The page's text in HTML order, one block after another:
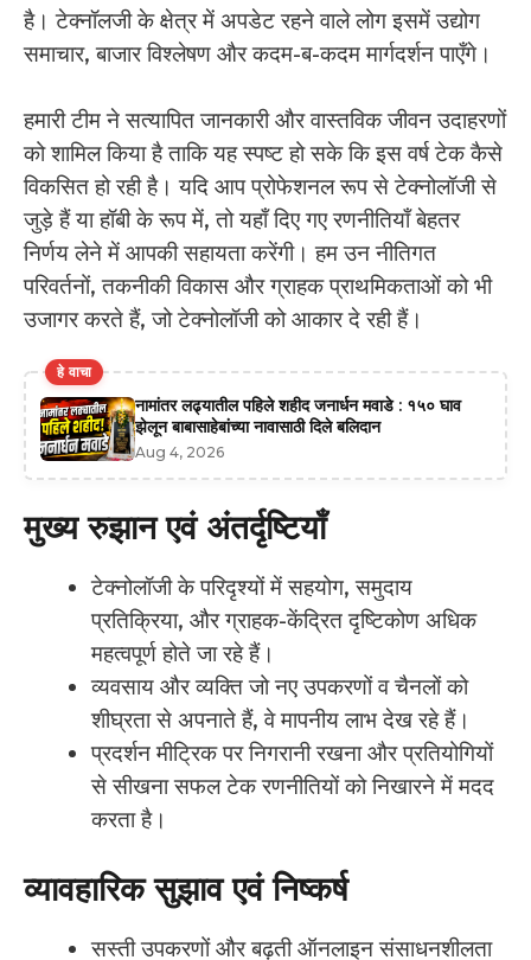
है। टेक्नॉलजी के क्षेत्र में अपडेट रहने वाले लोग इसमें उद्योग
समाचार, बाजार विश्लेषण और कदम-ब-कदम मार्गदर्शन पाएँगे।
हमारी टीम ने सत्यापित जानकारी और वास्तविक जीवन उदाहरणों
को शामिल किया है ताकि यह स्पष्ट हो सके कि इस वर्ष टेक कैसे
विकसित हो रही है। यदि आप प्रोफेशनल रूप से टेक्नोलॉजी से
जुड़े हैं या हॉबी के रूप में, तो यहाँ दिए गए रणनीतियाँ बेहतर
निर्णय लेने में आपकी सहायता करेंगी। हम उन नीतिगत
परिवर्तनों, तकनीकी विकास और ग्राहक प्राथमिकताओं को भी
उजागर करते हैं, जो टेक्नोलॉजी को आकार दे रही हैं।
हे वाचा
नामांतर लढ्यातील पहिले शहीद जनार्धन मवाडे : १५० घाव
झेलून बाबासाहेबांच्या नावासाठी दिले बलिदान
Aug 4, 2026
मुख्य रुझान एवं अंतर्दृष्टियाँ
टेक्नोलॉजी के परिदृश्यों में सहयोग, समुदाय
प्रतिक्रिया, और ग्राहक-केंद्रित दृष्टिकोण अधिक
महत्वपूर्ण होते जा रहे हैं।
व्यवसाय और व्यक्ति जो नए उपकरणों व चैनलों को
शीघ्रता से अपनाते हैं, वे मापनीय लाभ देख रहे हैं।
प्रदर्शन मीट्रिक पर निगरानी रखना और प्रतियोगियों
से सीखना सफल टेक रणनीतियों को निखारने में मदद
करता है।
व्यावहारिक सुझाव एवं निष्कर्ष
सस्ती उपकरणों और बढ़ती ऑनलाइन संसाधनशीलता